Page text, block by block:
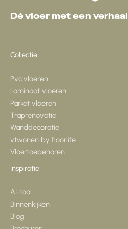
Dé vloer met een verhaal
Collectie
Pvc vloeren
Laminaat vloeren
Parket vloeren
Traprenovatie
Wanddecoratie
vtwonen by floorlife
Vloertoebehoren
Inspiratie
AI-tool
Binnenkijken
Blog